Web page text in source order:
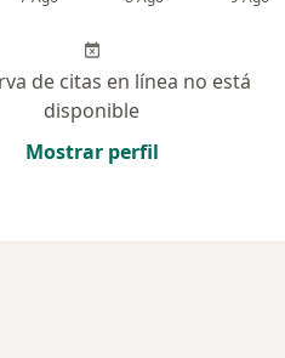
de citas en línea no está
disponible
Mostrar perfil